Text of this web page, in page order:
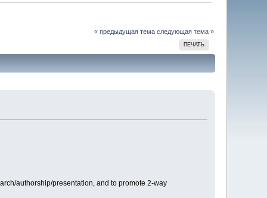
« предыдущая тема следующая тема »
ПЕЧАТЬ
authorship/presentation, and to promote 2-way